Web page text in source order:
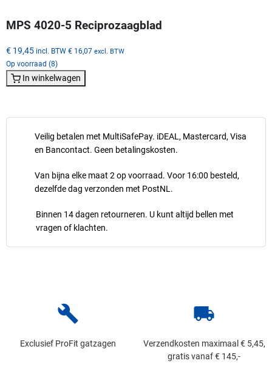
Veilig betalen met MultiSafePay. iDEAL, Mastercard, Visa
en Bancontact. Geen betalingskosten.
Van bijna elke maat 2 op voorraad. Voor 16:00 besteld,
dezelfde dag verzonden met PostNL.
Binnen 14 dagen retourneren. U kunt altijd bellen met
vragen of klachten.
MPS 4020-5 Reciprozaagblad
€ 19,45 incl. BTW € 16,07 excl. BTW
Op voorraad (8)
In winkelwagen
build
Exclusief ProFit gatzagen
local_shipping
Verzendkosten maximaal € 5,45,
gratis vanaf € 145,-